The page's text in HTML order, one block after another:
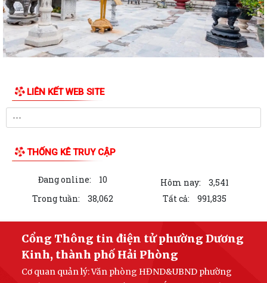
LIÊN KẾT WEB SITE
THỐNG KÊ TRUY CẬP
Đang online: 10 Hôm nay:
3,541
Trong tuần:
38,062 Tất cả: 991,835
Cổng Thông tin điện tử phường Dương
Kinh, thành phố Hải Phòng
Cơ quan quản lý:Văn phòng HĐND&UBND phường